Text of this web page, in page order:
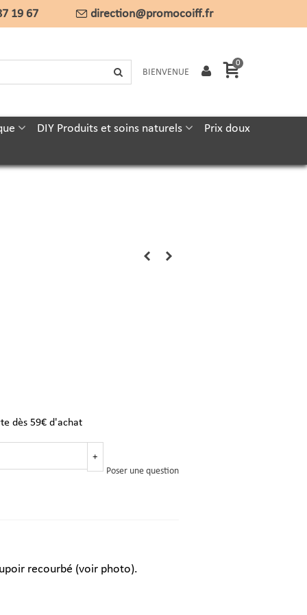
19 67 direction@promocoiff.fr
BIENVENUE
0
DIY Produits et soins naturels Prix doux
dès 59€ d'achat
+
Poser une question
recourbé (voir photo).